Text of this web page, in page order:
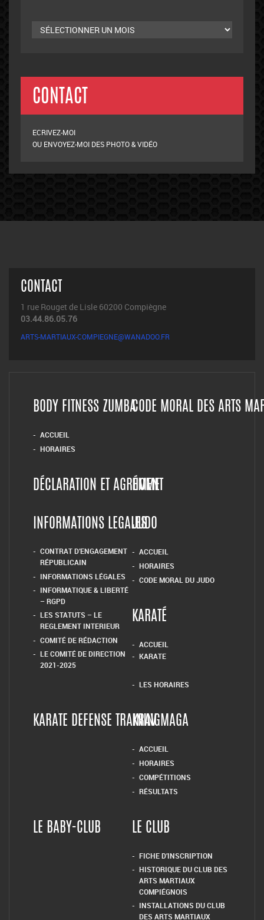
CONTACT
ECRIVEZ-MOI
OU ENVOYEZ-MOI DES PHOTO & VIDÉO
CONTACT
1 rue Rouget de Lisle 60200 Compiègne
03.44.86.05.76
ARTS-MARTIAUX-COMPIEGNE@WANADOO.FR
BODY FITNESS ZUMBA
ACCUEIL
HORAIRES
CODE MORAL DES ARTS
DÉCLARATION ET AGRÉMENT
HOME
INFORMATIONS LEGALES
CONTRAT D’ENGAGEMENT
RÉPUBLICAIN
INFORMATIONS LÉGALES
INFORMATIQUE & LIBERTÉ
– RGPD
LES STATUTS – LE
REGLEMENT INTERIEUR
COMITÉ DE RÉDACTION
LE COMITÉ DE DIRECTION
2021-2025
JUDO
ACCUEIL
HORAIRES
CODE MORAL DU JUDO
KARATÉ
ACCUEIL
KARATE
LES HORAIRES
KARATE DEFENSE TRAININGKRAV MAGA
ACCUEIL
HORAIRES
COMPÉTITIONS
RÉSULTATS
LE BABY-CLUB LE CLUB
FICHE D’INSCRIPTION
HISTORIQUE DU CLUB DES
ARTS MARTIAUX
COMPIÉGNOIS
INSTALLATIONS DU CLUB
DES ARTS MARTIAUX